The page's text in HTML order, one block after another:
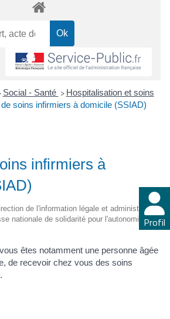
Profil
Social - Santé > Hospitalisation et soins
soins infirmiers à domicile (SSIAD)
infirmiers à
de l'information légale et administrative
nationale de solidarité pour l'autonomie
êtes notamment une personne âgée
de recevoir chez vous des soins